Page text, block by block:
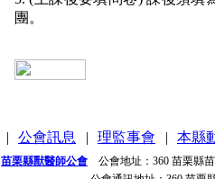
團。
| 公會訊息 | 理監事會 | 本縣
苗栗縣獸醫師公會 公會地址： 360 苗栗縣